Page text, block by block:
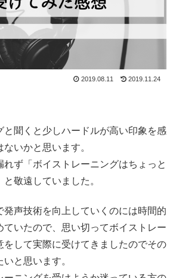
2019.08.11 2019.11.24
と聞くと少しハードルが高い印象を感
いかと思います。
ず「ボイストレーニングはちょっと
敬遠していました。
発声技術を向上していくのには時間的
ていたので、思い切ってボイストレー
をして実際に受けてきましたのでその
と思います。